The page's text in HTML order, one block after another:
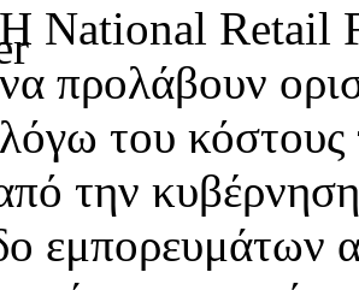
Η National Retail
να προλάβουν
λόγω του
την κυβέρνηση
εμπορευμάτων